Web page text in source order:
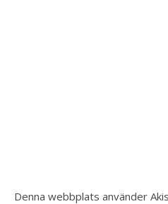
Denna webbplats använder